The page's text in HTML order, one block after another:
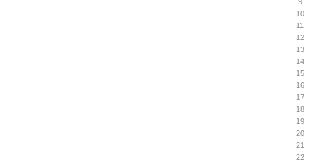
10
11
12
13
14
15
16
17
18
19
20
21
22